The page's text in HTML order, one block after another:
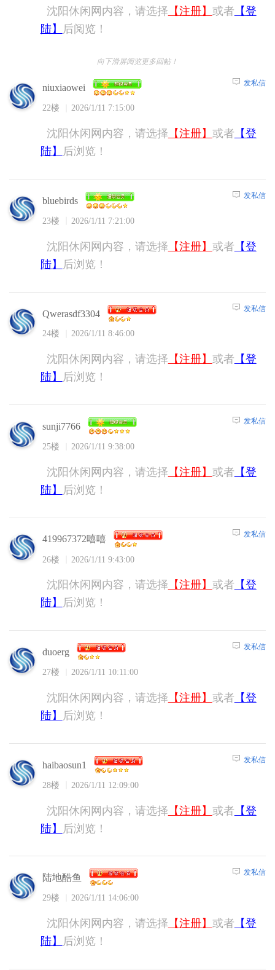
沈阳休闲网内容，请选择 【注册】 或者 【登
陆】
后阅览！
向下滑屏阅览更多回帖！
niuxiaowei
22楼 2026/1/11 7:15:00
发私信
沈阳休闲网内容，请选择 【注册】 或者 【登
陆】
后浏览！
bluebirds
23楼 2026/1/11 7:21:00
发私信
沈阳休闲网内容，请选择 【注册】 或者 【登
陆】
后浏览！
Qwerasdf3304
24楼 2026/1/11 8:46:00
发私信
沈阳休闲网内容，请选择 【注册】 或者 【登
陆】
后浏览！
sunji7766
25楼 2026/1/11 9:38:00
发私信
沈阳休闲网内容，请选择 【注册】 或者 【登
陆】
后浏览！
419967372嘻嘻
26楼 2026/1/11 9:43:00
发私信
沈阳休闲网内容，请选择 【注册】 或者 【登
陆】
后浏览！
duoerg
27楼 2026/1/11 10:11:00
发私信
沈阳休闲网内容，请选择 【注册】 或者 【登
陆】
后浏览！
haibaosun1
28楼 2026/1/11 12:09:00
发私信
沈阳休闲网内容，请选择 【注册】 或者 【登
陆】
后浏览！
陆地酷鱼
29楼 2026/1/11 14:06:00
发私信
沈阳休闲网内容，请选择 【注册】 或者 【登
陆】
后浏览！